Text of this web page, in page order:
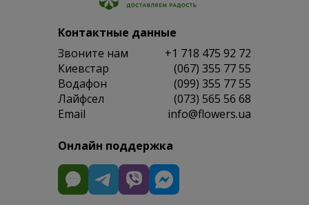
Контактные данные
Звоните нам
+1 718 475 92 72
Киевстар
(067) 355 77 55
Водафон
(099) 355 77 55
Лайфсел
(073) 565 56 68
Email
info@flowers.ua
Онлайн поддержка